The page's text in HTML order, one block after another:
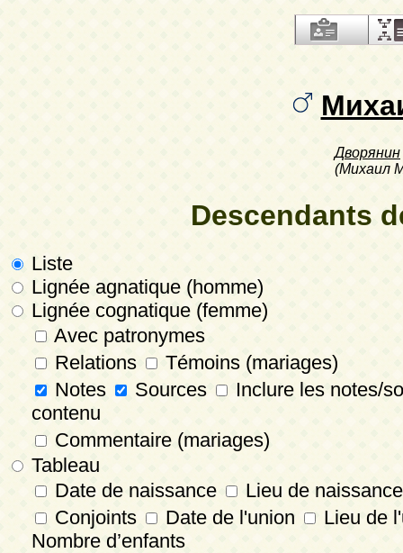
Дворянин
(Михаил
Descendants
Liste
Lignée agnatique (homme)
Lignée cognatique (femme)
Avec patronymes
Relations
Témoins (mariages)
Notes
Sources
Inclure les notes/
contenu
Commentaire (mariages)
Tableau
Date de naissance
Lieu de naissance
Conjoints
Date de l'union
Lieu de
Nombre d’enfants